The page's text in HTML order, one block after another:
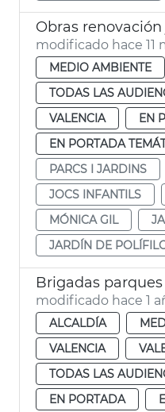
modificado hace 11
MEDIO AMBIENTE
TODAS LAS
VALENCIA
EN
EN PORTADA
PARCS I JARDINS
JOCS INFANTILS
MÓNICA GIL
JARDÍN DE
Brigadas
modificado hace 1
ALCALDÍA
VALENCIA
TODAS LAS
EN PORTADA